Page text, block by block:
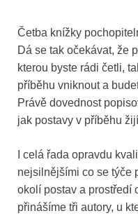
Četba knížky
Dá se tak očekávat, že
kterou byste rádi četli,
příběhu vniknout a
Právě dovednost
jak postavy v příběhu
I celá řada opravdu
nejsilnějšími co se týče
okolí postav a prostředí
přinášíme tři autory, u